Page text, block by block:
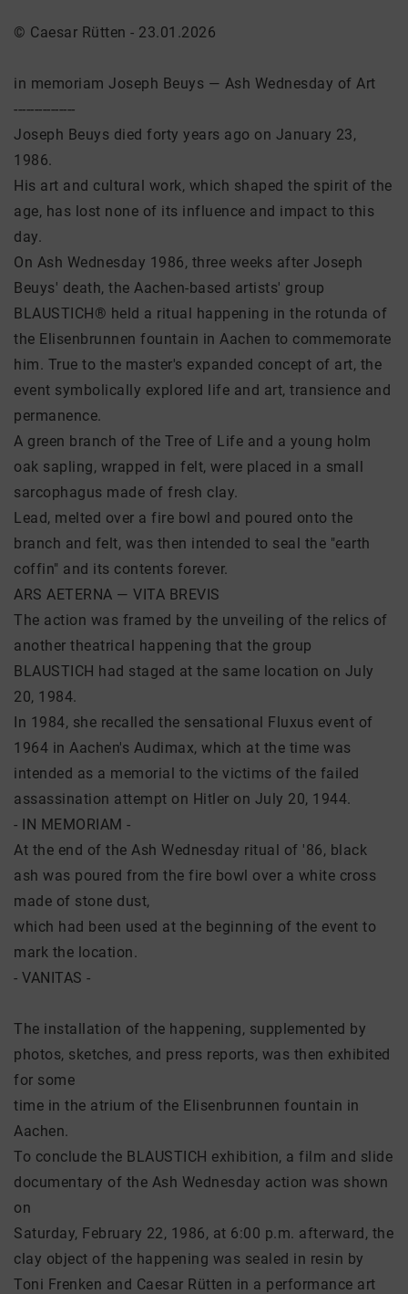
© Caesar Rütten - 23.01.2026
in memoriam Joseph Beuys — Ash Wednesday of Art
---------------
Joseph Beuys died forty years ago on January 23,
1986.
His art and cultural work, which shaped the spirit of the
age, has lost none of its influence and impact to this
day.
On Ash Wednesday 1986, three weeks after Joseph
Beuys' death, the Aachen-based artists' group
BLAUSTICH® held a ritual happening in the rotunda of
the Elisenbrunnen fountain in Aachen to commemorate
him. True to the master's expanded concept of art, the
event symbolically explored life and art, transience and
permanence.
A green branch of the Tree of Life and a young holm
oak sapling, wrapped in felt, were placed in a small
sarcophagus made of fresh clay.
Lead, melted over a fire bowl and poured onto the
branch and felt, was then intended to seal the "earth
coffin" and its contents forever.
ARS AETERNA — VITA BREVIS
The action was framed by the unveiling of the relics of
another theatrical happening that the group
BLAUSTICH had staged at the same location on July
20, 1984.
In 1984, she recalled the sensational Fluxus event of
1964 in Aachen's Audimax, which at the time was
intended as a memorial to the victims of the failed
assassination attempt on Hitler on July 20, 1944.
- IN MEMORIAM -
At the end of the Ash Wednesday ritual of '86, black
ash was poured from the fire bowl over a white cross
made of stone dust,
which had been used at the beginning of the event to
mark the location.
- VANITAS -
The installation of the happening, supplemented by
photos, sketches, and press reports, was then exhibited
for some
time in the atrium of the Elisenbrunnen fountain in
Aachen.
To conclude the BLAUSTICH exhibition, a film and slide
documentary of the Ash Wednesday action was shown
on
Saturday, February 22, 1986, at 6:00 p.m. afterward, the
clay object of the happening was sealed in resin by
Toni Frenken and Caesar Rütten in a performance art